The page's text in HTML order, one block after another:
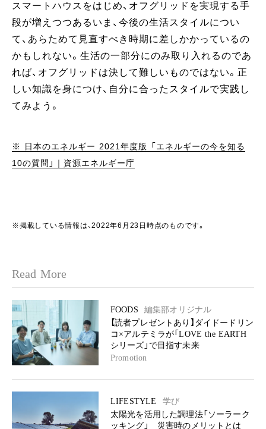
スマートハウスをはじめ、オフグリッドを実現する手
段が増えつつあるいま、今後の生活スタイルについ
て、あらためて見直すべき時期に差しかかっているの
かもしれない。生活の一部分にのみ取り入れるのであ
れば、オフグリッドは決して難しいものではない。正
しい知識を身につけ、自分に合ったスタイルで実践し
てみよう。
※ 日本のエネルギー 2021年度版 「エネルギーの今を知る
10の質問」｜資源エネルギー庁
※掲載している情報は、2022年6月23日時点のものです。
Read More
FOODS
編集部オリジナル
【読者プレゼントあり】ダイドードリン
コ×アルテミラが「LOVE the EARTH
シリーズ」で目指す未来
Promotion
LIFESTYLE
学び
太陽光を活用した調理法「ソーラーク
ッキング」 災害時のメリットとは